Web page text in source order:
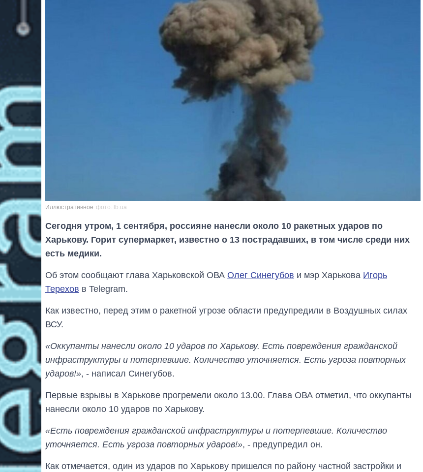
Иллюстративное фото: lb.ua
Сегодня утром, 1 сентября, россияне нанесли около 10 ракетных ударов по
Харькову. Горит супермаркет, известно о 13 пострадавших, в том числе среди них
есть медики.
Об этом сообщают глава Харьковской ОВА Олег Синегубов и мэр Харькова Игорь
Терехов в Telegram.
Как известно, перед этим о ракетной угрозе области предупредили в Воздушных силах
ВСУ.
«Оккупанты нанесли около 10 ударов по Харькову. Есть повреждения гражданской
инфраструктуры и потерпевшие. Количество уточняется. Есть угроза повторных
ударов!», - написал Синегубов.
Первые взрывы в Харькове прогремели около 13.00. Глава ОВА отметил, что оккупанты
нанесли около 10 ударов по Харькову.
«Есть повреждения гражданской инфраструктуры и потерпевшие. Количество
уточняется. Есть угроза повторных ударов!», - предупредил он.
Как отмечается, один из ударов по Харькову пришелся по району частной застройки и
Как изменился
войны с россией